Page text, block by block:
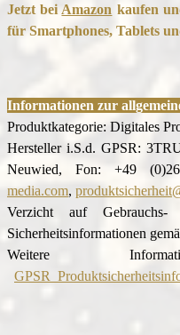
Jetzt bei Amazon kaufen
für Smartphones, Tablets
Informationen zur
Produktkategorie: Digitales
Hersteller i.S.d. GPSR:
Neuwied, Fon: +49
media.com,
Verzicht auf Gebrauchs-
Sicherheitsinformationen
Weitere